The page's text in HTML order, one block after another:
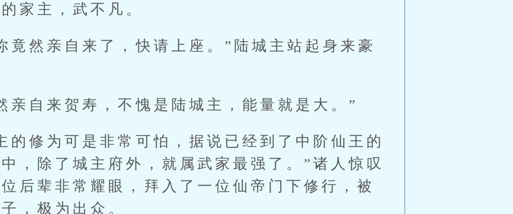
主，武不凡。
然亲自来了，快请上座。”陆城主站起身来豪
自来贺寿，不愧是陆城主，能量就是大。”
修为可是非常可怕，据说已经到了中阶仙王的
，除了城主府外，就属武家最强了。”诸人惊叹
后辈非常耀眼，拜入了一位仙帝门下修行，被
，极为出众。